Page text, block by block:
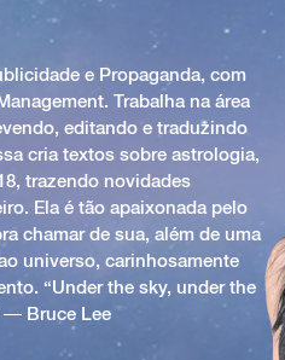
e Propaganda, com
Trabalha na área
editando e traduzindo
cria textos sobre astrologia,
trazendo novidades
Ela é tão apaixonada pelo
chamar de sua, além de uma
universo, carinhosamente
“Under the sky, under the
― Bruce Lee